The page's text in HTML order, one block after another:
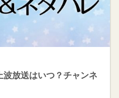
波放送はいつ？チャンネ